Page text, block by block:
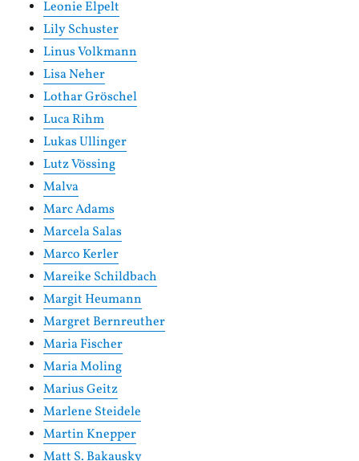
Leonie Elpelt
Lily Schuster
Linus Volkmann
Lisa Neher
Lothar Gröschel
Luca Rihm
Lukas Ullinger
Lutz Vössing
Malva
Marc Adams
Marcela Salas
Marco Kerler
Mareike Schildbach
Margit Heumann
Margret Bernreuther
Maria Fischer
Maria Moling
Marius Geitz
Marlene Steidele
Martin Knepper
Matt S. Bakausky